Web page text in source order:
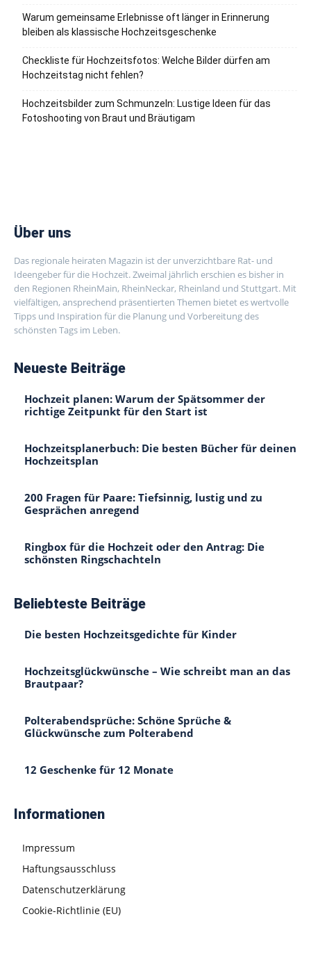
Warum gemeinsame Erlebnisse oft länger in Erinnerung
bleiben als klassische Hochzeitsgeschenke
Checkliste für Hochzeitsfotos: Welche Bilder dürfen am
Hochzeitstag nicht fehlen?
Hochzeitsbilder zum Schmunzeln: Lustige Ideen für das
Fotoshooting von Braut und Bräutigam
Über uns
Das regionale heiraten Magazin ist der unverzichtbare Rat- und
Ideengeber für die Hochzeit. Zweimal jährlich erschien es bisher in
den Regionen RheinMain, RheinNeckar, Rheinland und Stuttgart. Mit
vielfältigen, ansprechend präsentierten Themen bietet es wertvolle
Tipps und Inspiration für die Planung und Vorbereitung des
schönsten Tags im Leben.
Neueste Beiträge
Hochzeit planen: Warum der Spätsommer der
richtige Zeitpunkt für den Start ist
Hochzeitsplanerbuch: Die besten Bücher für deinen
Hochzeitsplan
200 Fragen für Paare: Tiefsinnig, lustig und zu
Gesprächen anregend
Ringbox für die Hochzeit oder den Antrag: Die
schönsten Ringschachteln
Beliebteste Beiträge
Die besten Hochzeitsgedichte für Kinder
Hochzeitsglückwünsche – Wie schreibt man an das
Brautpaar?
Polterabendsprüche: Schöne Sprüche &
Glückwünsche zum Polterabend
12 Geschenke für 12 Monate
Informationen
Impressum
Haftungsausschluss
Datenschutzerklärung
Cookie-Richtlinie (EU)